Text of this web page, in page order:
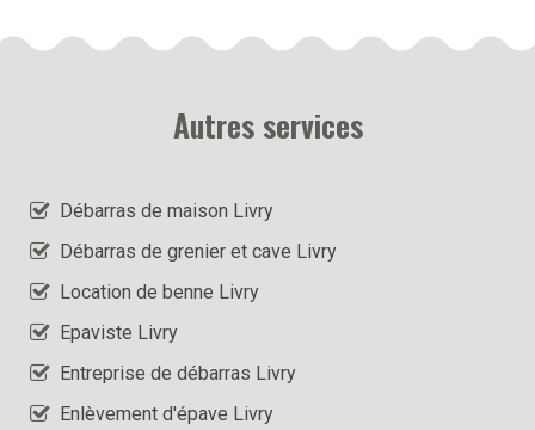
Autres services
Débarras de maison Livry
Débarras de grenier et cave Livry
Location de benne Livry
Epaviste Livry
Entreprise de débarras Livry
Enlèvement d'épave Livry